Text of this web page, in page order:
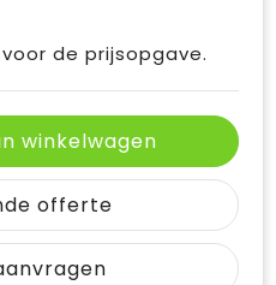
de prijsopgave.
winkelwagen
offerte